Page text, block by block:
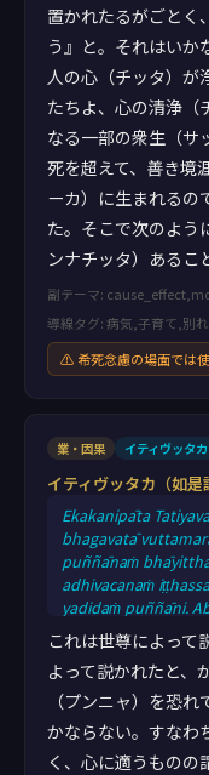
置かれたるがごとく
う』と。それはいか
人の心（チッタ）が
たちよ、心の清浄（
なる一部の衆生（サ
死を超えて、善き境
ーカ）に生まれるの
た。そこで次のよう
ンナチッタ）あるこ
副テーマ:
導線タグ: 病気,子育て,別
⚠ 希死念慮の場面では
業・因果 イティヴッタカ
イティヴッタカ（如
Ekakanipāta
bhagavatā
puññānaṁ
adhivacanaṁ
yadidaṁ puññāni.
dīgharattaṁ
manāpaṁ vipākaṁ
mettacittaṁ
lokaṁ
kappe
brah
これは世尊によって
よって説かれたと、
（プンニャ）を恐
かならない。すなわ
く、心に適うものの